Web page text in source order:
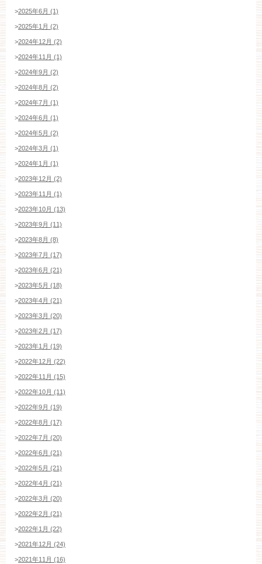
>2025年6月 (1)
>2025年1月 (2)
>2024年12月 (2)
>2024年11月 (1)
>2024年9月 (2)
>2024年8月 (2)
>2024年7月 (1)
>2024年6月 (1)
>2024年5月 (2)
>2024年3月 (1)
>2024年1月 (1)
>2023年12月 (2)
>2023年11月 (1)
>2023年10月 (13)
>2023年9月 (11)
>2023年8月 (8)
>2023年7月 (17)
>2023年6月 (21)
>2023年5月 (18)
>2023年4月 (21)
>2023年3月 (20)
>2023年2月 (17)
>2023年1月 (19)
>2022年12月 (22)
>2022年11月 (15)
>2022年10月 (11)
>2022年9月 (19)
>2022年8月 (17)
>2022年7月 (20)
>2022年6月 (21)
>2022年5月 (21)
>2022年4月 (21)
>2022年3月 (20)
>2022年2月 (21)
>2022年1月 (22)
>2021年12月 (24)
>2021年11月 (16)
ブライダルフェア・見学ご希望のお客様
平日 12：00〜20：00